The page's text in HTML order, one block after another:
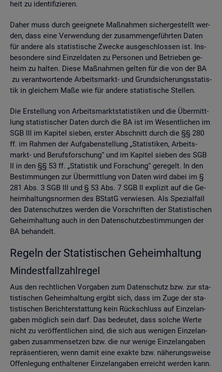
heit zu iden­ti­fi­zie­ren.
Daher muss durch ge­eig­ne­te Maß­nah­men si­cher­ge­stellt wer­
den, dass eine Ver­wen­dung der zu­sam­men­ge­führ­ten Daten
für an­de­re als sta­tis­ti­sche Zwe­cke aus­ge­schlos­sen ist. Ins­
be­son­de­re sind Ein­zel­da­ten zu Per­so­nen und Be­trie­ben ge­
heim zu hal­ten. Diese Maß­nah­men gel­ten für die von der BA
zu ver­ant­wor­ten­de Ar­beits­markt- und Grund­si­che­rungs­sta­tis­
tik in glei­chem Maße wie für an­de­re sta­tis­ti­sche Stel­len.
Die Er­stel­lung von Ar­beits­markt­sta­tis­ti­ken und die Über­mitt­
lung sta­tis­ti­scher Daten durch die BA ist im We­sent­li­chen im
SGB III im Ka­pi­tel sie­ben, ers­ter Ab­schnitt durch die §§ 280
ff. im Rah­men der Auf­ga­ben­stel­lung „Sta­tis­ti­ken, Ar­beits­
markt- und Be­rufs­for­schung“ und im Ka­pi­tel sie­ben des SGB
II in den §§ 53 ff. „Sta­tis­tik und For­schung“ ge­re­gelt. In den
Be­stim­mun­gen zur Über­mitt­lung von Daten wird dabei im §
281 Abs. 3 SGB III und § 53 Abs. 7 SGB II ex­pli­zit auf die Ge­
heim­hal­tungs­nor­men des BStatG ver­wie­sen. Als Spe­zi­al­fall
des Da­ten­schut­zes wer­den die Vor­schrif­ten der Sta­tis­ti­schen
Ge­heim­hal­tung auch in den Da­ten­schutz­be­stim­mun­gen der
BA be­han­delt.
Re­geln der Sta­tis­ti­schen Ge­heim­hal­tung
Min­dest­fall­zahl­re­gel
Aus den recht­li­chen Vor­ga­ben zum Da­ten­schutz bzw. zur sta­
tis­ti­schen Ge­heim­hal­tung er­gibt sich, dass im Zuge der sta­
tis­ti­schen Be­richt­erstat­tung kein Rück­schluss auf Ein­zel­an­
ga­ben mög­lich sein darf. Das be­deu­tet, dass sol­che Werte
nicht zu ver­öf­fent­li­chen sind, die sich aus we­ni­gen Ein­zel­an­
ga­ben zu­sam­men­set­zen bzw. die nur we­ni­ge Ein­zel­an­ga­ben
re­prä­sen­tie­ren, wenn damit eine ex­ak­te bzw. nä­he­rungs­wei­se
Of­fen­le­gung ent­hal­te­ner Ein­zel­an­ga­ben er­reicht wer­den kann.